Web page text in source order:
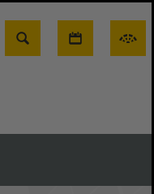
Suche